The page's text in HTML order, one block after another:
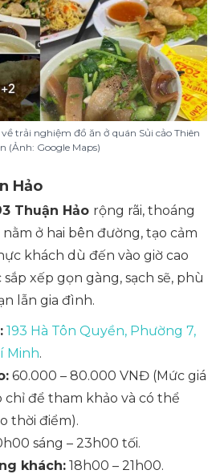
trải nghiệm đồ ăn ở quán Sủi cảo Thiên
(Ảnh: Google Maps)
Hảo
Thuận Hảo rộng rãi, thoáng
ở hai bên đường, tạo cảm
khách dù đến vào giờ cao
xếp gọn gàng, sạch sẽ, phù
lẫn gia đình.
193 Hà Tôn Quyền, Phường 7,
Minh.
60.000 – 80.000 VNĐ (Mức giá
để tham khảo và có thể
thời điểm).
sáng – 23h00 tối.
khách: 18h00 – 21h00.